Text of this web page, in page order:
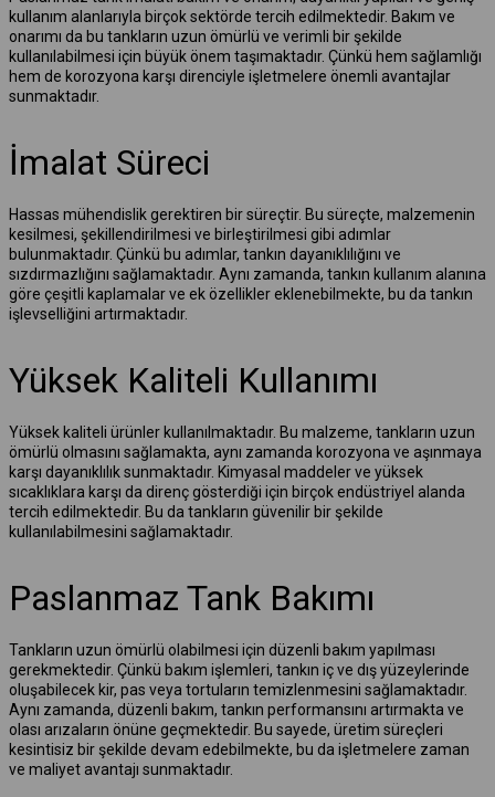
kullanım alanlarıyla birçok sektörde tercih edilmektedir. Bakım ve
onarımı da bu tankların uzun ömürlü ve verimli bir şekilde
kullanılabilmesi için büyük önem taşımaktadır. Çünkü hem sağlamlığı
hem de korozyona karşı direnciyle işletmelere önemli avantajlar
sunmaktadır.
İmalat Süreci
Hassas mühendislik gerektiren bir süreçtir. Bu süreçte, malzemenin
kesilmesi, şekillendirilmesi ve birleştirilmesi gibi adımlar
bulunmaktadır. Çünkü bu adımlar, tankın dayanıklılığını ve
sızdırmazlığını sağlamaktadır. Aynı zamanda, tankın kullanım alanına
göre çeşitli kaplamalar ve ek özellikler eklenebilmekte, bu da tankın
işlevselliğini artırmaktadır.
Yüksek Kaliteli Kullanımı
Yüksek kaliteli ürünler kullanılmaktadır. Bu malzeme, tankların uzun
ömürlü olmasını sağlamakta, aynı zamanda korozyona ve aşınmaya
karşı dayanıklılık sunmaktadır. Kimyasal maddeler ve yüksek
sıcaklıklara karşı da direnç gösterdiği için birçok endüstriyel alanda
tercih edilmektedir. Bu da tankların güvenilir bir şekilde
kullanılabilmesini sağlamaktadır.
Paslanmaz Tank Bakımı
Tankların uzun ömürlü olabilmesi için düzenli bakım yapılması
gerekmektedir. Çünkü bakım işlemleri, tankın iç ve dış yüzeylerinde
oluşabilecek kir, pas veya tortuların temizlenmesini sağlamaktadır.
Aynı zamanda, düzenli bakım, tankın performansını artırmakta ve
olası arızaların önüne geçmektedir. Bu sayede, üretim süreçleri
kesintisiz bir şekilde devam edebilmekte, bu da işletmelere zaman
ve maliyet avantajı sunmaktadır.